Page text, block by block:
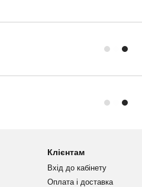
Клієнтам
Вхід до кабінету
Оплата і доставка